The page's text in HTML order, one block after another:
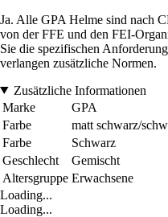
Ja. Alle GPA Helme sind nach
von der FFE und den FEI-
Sie die spezifischen
verlangen zusätzliche Normen.
Zusätzliche Informationen
Marke
GPA
Farbe
matt schwarz/
Farbe
Schwarz
Geschlecht
Gemischt
Altersgruppe Erwachsene
Loading...
Loading...